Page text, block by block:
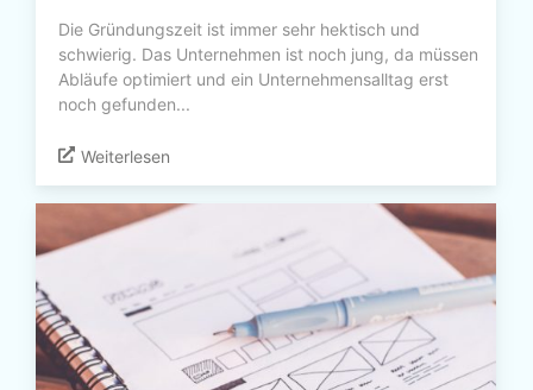
Die Gründungszeit ist immer sehr hektisch und
schwierig. Das Unternehmen ist noch jung, da müssen
Abläufe optimiert und ein Unternehmensalltag erst
noch gefunden...
Weiterlesen